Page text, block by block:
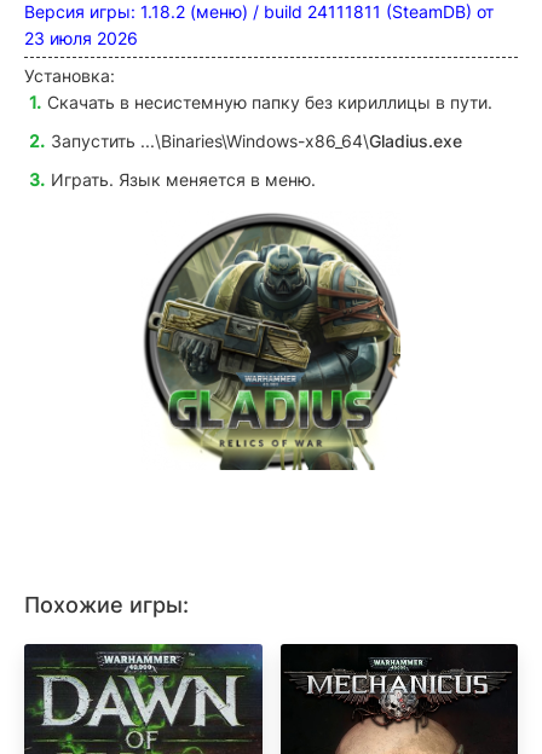
Версия игры: 1.18.2 (меню) / build 24111811 (SteamDB) от
23 июля 2026
Установка:
Скачать в несистемную папку без кириллицы в пути.
Запустить ...\Binaries\Windows-x86_64\Gladius.exe
Играть. Язык меняется в меню.
Похожие игры: